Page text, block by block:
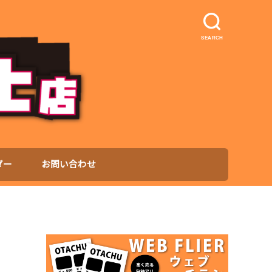
SEARCH
ー お問い合わせ